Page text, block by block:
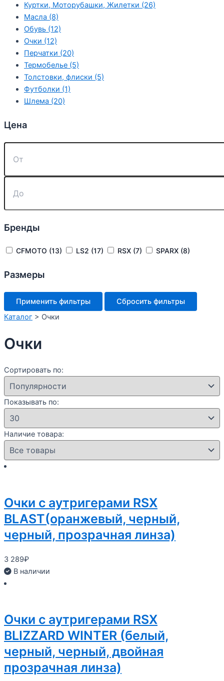
Куртки, Моторубашки, Жилетки (26)
Масла (8)
Обувь (12)
Очки (12)
Перчатки (20)
Термобелье (5)
Толстовки, флиски (5)
Футболки (1)
Шлема (20)
Цена
Бренды
CFMOTO (13) LS2 (17) RSX (7) SPARX (8)
Размеры
Применить фильтры
Сбросить фильтры
Каталог > Очки
Очки
Сортировать по:
Показывать по:
Наличие товара:
Очки с аутригерами RSX
BLAST(оранжевый, черный,
черный, прозрачная линза)
3 289₽
В наличии
Очки с аутригерами RSX
BLIZZARD WINTER (белый,
черный, черный, двойная
прозрачная линза)